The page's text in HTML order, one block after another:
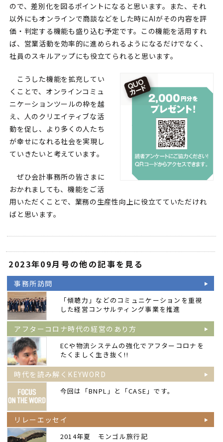
ので、差別化を図るポイントになると思います。また、それ
以外にもオンラインで商談などをした時にAIがその内容を評
価・判定する機能も盛り込む予定です。この機能を活用すれ
ば、営業活動を効率的に進められるようになるだけでなく、
社員のスキルアップにも役立てられると思います。
こうした機能を拡充してい
くことで、オンラインコミュ
ニケーションツールの枠を越
え、人のクリエイティブな活
動を促し、より多くの人たち
が幸せになれる社会を実現し
ていきたいと考えています。
ぜひ会計事務所の皆さまに
おかれましても、機能をご活
用いただくことで、業務の生産性向上に役立てていただけれ
ばと思います。
2023年09月号の他の記事を見る
事務所訪問
「傾聴力」などのコミュニケーションを重視
した経営コンサルティング事業を推進
アフターコロナ時代の経営のあり方
ECや物流システムの強化でアフターコロナを
たくましく生き抜く!!
時代を読み解くKEYWORD
今回は「BNPL」と「CASE」です。
リレーエッセイ
2014年夏 モンゴル旅行記